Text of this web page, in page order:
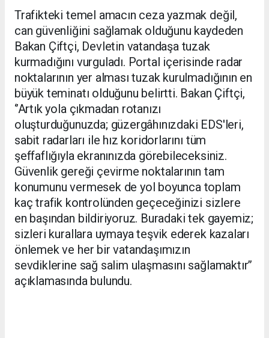
Trafikteki temel amacın ceza yazmak değil,
can güvenliğini sağlamak olduğunu kaydeden
Bakan Çiftçi, Devletin vatandaşa tuzak
kurmadığını vurguladı. Portal içerisinde radar
noktalarının yer alması tuzak kurulmadığının en
büyük teminatı olduğunu belirtti. Bakan Çiftçi,
‘’Artık yola çıkmadan rotanızı
oluşturduğunuzda; güzergâhınızdaki EDS'leri,
sabit radarları ile hız koridorlarını tüm
şeffaflığıyla ekranınızda görebileceksiniz.
Güvenlik gereği çevirme noktalarının tam
konumunu vermesek de yol boyunca toplam
kaç trafik kontrolünden geçeceğinizi sizlere
en başından bildiriyoruz. Buradaki tek gayemiz;
sizleri kurallara uymaya teşvik ederek kazaları
önlemek ve her bir vatandaşımızın
sevdiklerine sağ salim ulaşmasını sağlamaktır’’
açıklamasında bulundu.